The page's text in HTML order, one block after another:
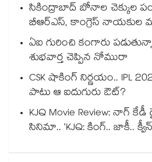
సికింద్రాబాద్ బోనాల చెక్కుల
బీఆర్ఎస్, కాంగ్రెస్ నాయకుల
ఏఐ గురించి కంగారు
శుభవార్త చెప్పిన నోమురా
CSK షాకింగ్ నిర్ణయం.. IPL
పాటు ఆ ఐదుగురు ఔట్?
KJQ Movie Review: నాగ్ కేడీ
సినిమా.. ‘KJQ: కింగ్.. జాకీ..